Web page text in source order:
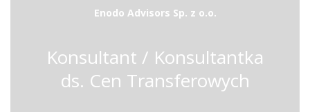
Enodo Advisors Sp. z o.o.
Konsultant / Konsultantka
ds. Cen Transferowych